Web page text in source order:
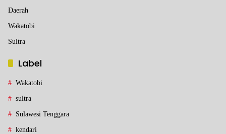
Daerah
Wakatobi
Sultra
Label
Wakatobi
sultra
Sulawesi Tenggara
kendari